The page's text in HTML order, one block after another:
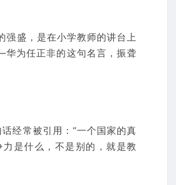
强盛，是在小学教师的讲台上
为任正非的这句名言，振聋
经常被引用：“一个国家的真
力是什么，不是别的，就是教